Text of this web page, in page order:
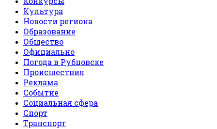
Культура
Новости региона
Образование
Общество
Официально
Погода в Рубцовске
Происшествия
Реклама
Событие
Социальная сфера
Спорт
Транспорт